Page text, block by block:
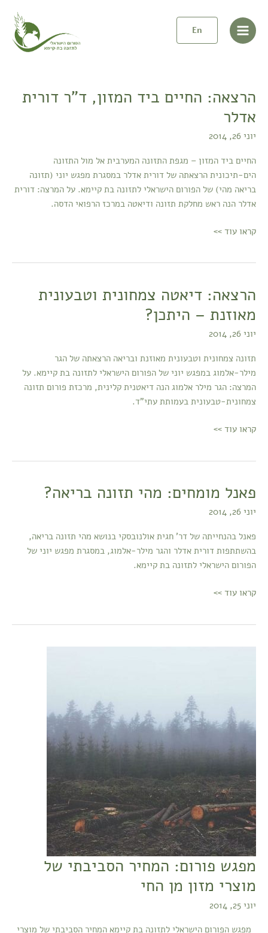
לתוכן
Menu
En
הרצאה: החיים ביד המזון, ד"ר דורית
אדלר
יוני 26, 2014
החיים ביד המזון – מגפת התזונה המערבית אל מול התזונה
הים-תיכונית הרצאתה של דורית אדלר במסגרת מפגש יוני (תזונה
בריאה מהי) של הפורום הישראלי לתזונה בת קיימא. על המרצה: דורית
אדלר הנה ראש מחלקת תזונה ודיאטה במרכז הרפואי הדסה.
הרצאה:
ביד
המזון,
דורית
אדלר
קראו עוד >>
הרצאה: דיאטה צמחונית וטבעונית
מאוזנת – היתכן?
יוני 26, 2014
תזונה צמחונית וטבעונית מאוזנת ובריאה הרצאתה של הגר
מילר-אלמוג במפגש יוני של הפורום הישראלי לתזונה בת קיימא. על
המרצה: הגר מילר אלמוג הנה דיאטנית קלינית, מרכזת פורום תזונה
צמחונית-טבעונית בעמותת עתי"ד.
הרצאה:
צמחונית
וטבעונית
–
היתכן?
קראו עוד >>
פאנל מומחים: מהי תזונה בריאה?
יוני 26, 2014
פאנל בהנחייתה של דר' חגית אולנובסקי בנושא מהי תזונה בריאה,
בהשתתפות דורית אדלר והגר מילר-אלמוג, במסגרת מפגש יוני של
הפורום הישראלי לתזונה בת קיימא.
פאנל
מהי
תזונה
בריאה?
קראו עוד >>
מפגש פורום: המחיר הסביבתי של
מוצרי מזון מן החי
יוני 25, 2014
מפגש הפורום הישראלי לתזונה בת קיימא המחיר הסביבתי של מוצרי
מוצרי
מן
pagination